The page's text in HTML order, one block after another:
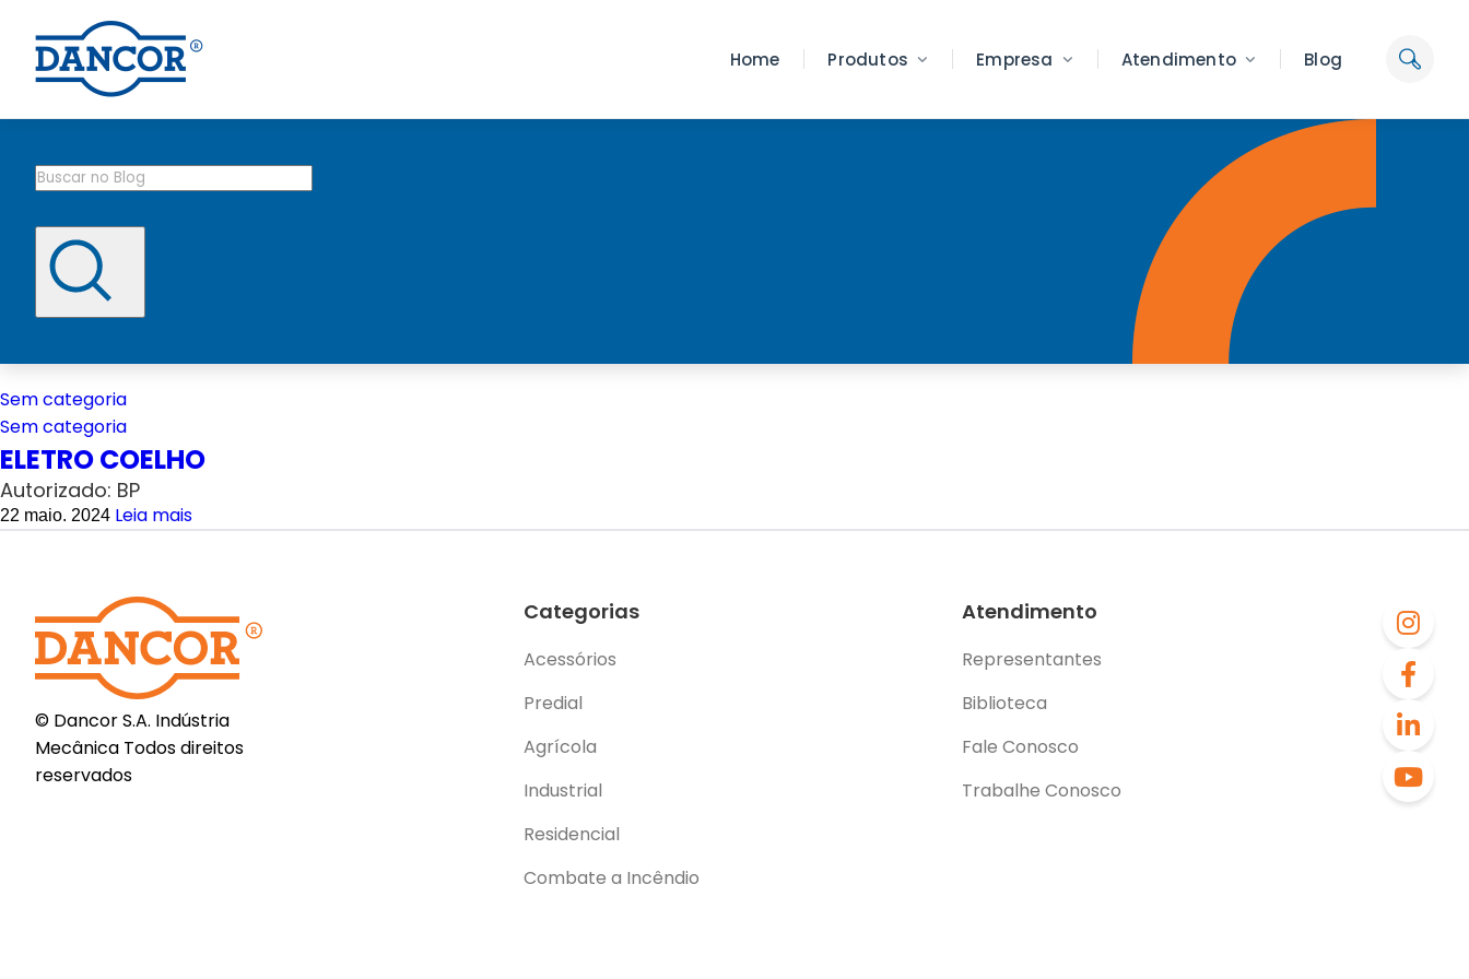
Home Produtos Empresa Atendimento Blog
Sem categoria
Sem categoria
ELETRO COELHO
Autorizado: BP
22 maio. 2024 Leia mais
© Dancor S.A. Indústria
Mecânica Todos direitos
reservados
Categorias
Acessórios
Predial
Agrícola
Industrial
Residencial
Combate a Incêndio
Atendimento
Representantes
Biblioteca
Fale Conosco
Trabalhe Conosco